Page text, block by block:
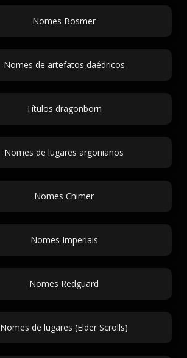
Nomes Bosmer
Nomes de artefatos daédricos
Títulos dragonborn
Nomes de lugares argonianos
Nomes Chimer
Nomes Imperiais
Nomes Redguard
Nomes de lugares (Elder Scrolls)